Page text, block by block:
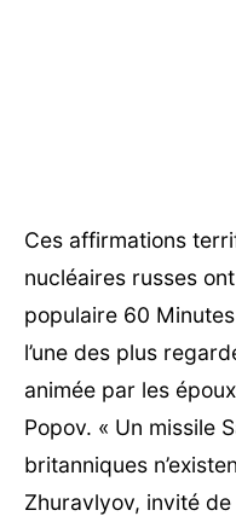
Ces affirmations
nucléaires russes
populaire 60
l’une des plus
animée par les
Popov. « Un missile
britanniques
Zhuravlyov, invité de